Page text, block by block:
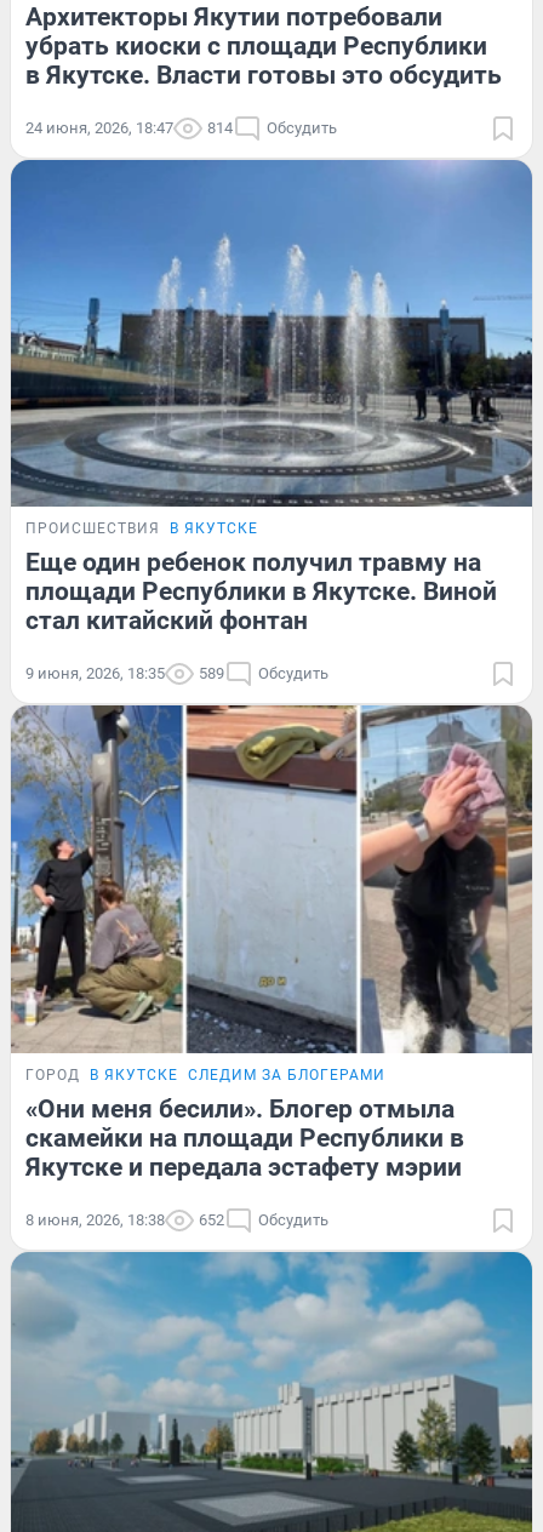
Архитекторы Якутии потребовали
убрать киоски с площади Республики
в Якутске. Власти готовы это обсудить
24 июня, 2026, 18:47 814 Обсудить
ПРОИСШЕСТВИЯ В ЯКУТСКЕ
Еще один ребенок получил травму на
площади Республики в Якутске. Виной
стал китайский фонтан
9 июня, 2026, 18:35 589 Обсудить
ГОРОД В ЯКУТСКЕ СЛЕДИМ ЗА БЛОГЕРАМИ
«Они меня бесили». Блогер отмыла
скамейки на площади Республики в
Якутске и передала эстафету мэрии
8 июня, 2026, 18:38 652 Обсудить